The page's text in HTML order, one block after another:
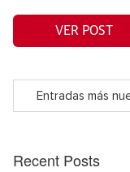
VER POST
Entradas más
Recent Posts